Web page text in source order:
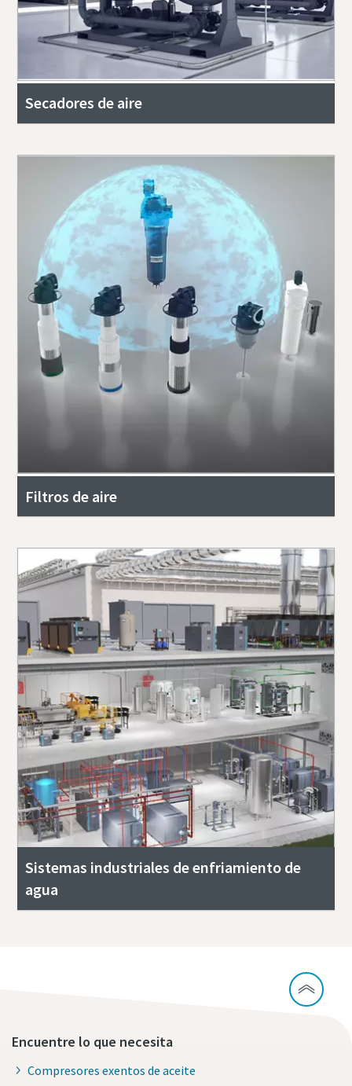
Secadores de aire
Filtros de aire
Sistemas industriales de enfriamiento de
agua
Encuentre lo que necesita
Compresores exentos de aceite